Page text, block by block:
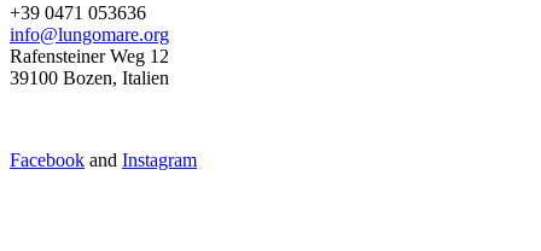
+39 0471 053636
info@lungomare.org
Rafensteiner Weg 12
39100 Bozen, Italien
Facebook and Instagram